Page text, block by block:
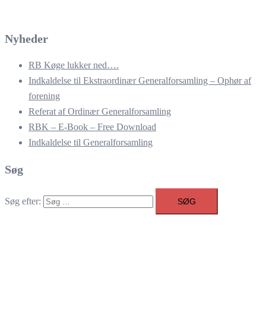
Nyheder
RB Køge lukker ned….
Indkaldelse til Ekstraordinær Generalforsamling – Ophør af
forening
Referat af Ordinær Generalforsamling
RBK – E-Book – Free Download
Indkaldelse til Generalforsamling
Søg
Søg efter: